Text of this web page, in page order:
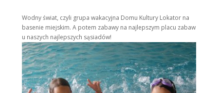
Wodny świat, czyli grupa wakacyjna Domu Kultury Lokator na
basenie miejskim. A potem zabawy na najlepszym placu zabaw
u naszych najlepszych sąsiadów!